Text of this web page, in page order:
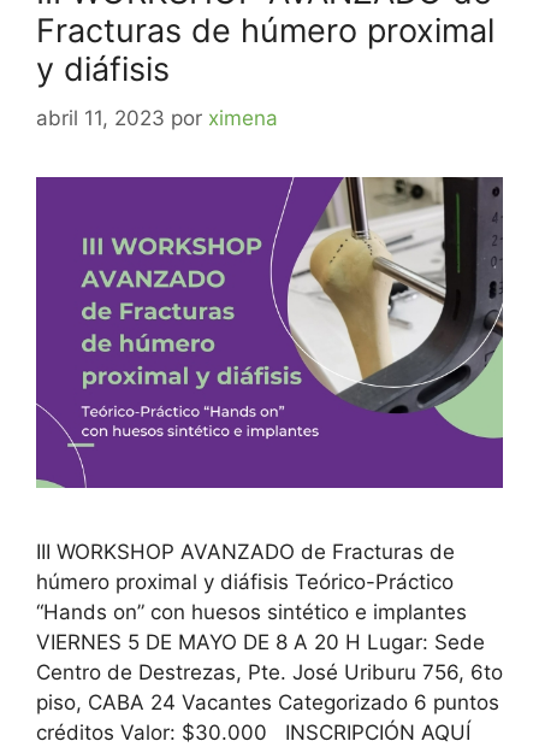
Fracturas de húmero proximal
y diáfisis
abril 11, 2023 por ximena
III WORKSHOP AVANZADO de Fracturas de
húmero proximal y diáfisis Teórico-Práctico
“Hands on” con huesos sintético e implantes
VIERNES 5 DE MAYO DE 8 A 20 H Lugar: Sede
Centro de Destrezas, Pte. José Uriburu 756, 6to
piso, CABA 24 Vacantes Categorizado 6 puntos
créditos Valor: $30.000 INSCRIPCIÓN AQUÍ